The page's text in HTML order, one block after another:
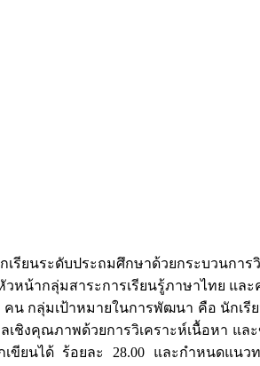
ยนระดับประถมศึกษาด้วยกระบวนการ
หน้ากลุ่มสาระการเรียนรู้ภาษาไทย แ
กลุ่มเป้าหมายในการพัฒนา คือ นักเรี
งคุณภาพด้วยการวิเคราะห์เนื้อหา แล
ขียนได้ ร้อยละ 28.00 และกำหนดแน